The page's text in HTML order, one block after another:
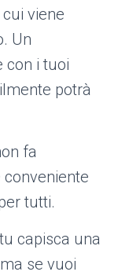
viene
Un
con i tuoi
potrà
fa
tutti.
capisca una
se vuoi